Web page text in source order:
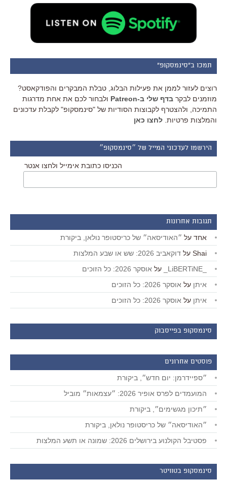
תמכו ב"סינמסקופ"
רוצים לעזור לממן את פעילות הבלוג, טבלת המבקרים והפודקאסט?
מוזמנים לבקר בדף שלי ב-Patreon
ולבחור לכם את אחת מדרגות
התמיכה, ולהצטרף לקבוצות הסודיות של "סינמסקופ" לקבלת עדכונים
והמלצות פרטיות. לחצו כאן
הירשמו לעדכוני המייל של ״סינמסקופ״
הכניסו כתובת אימייל ולחצו אנטר
תגובות אחרונות
אחד על ״האודיסאה״ של כריסטופר נולאן, ביקורת
Shai על דוקאביב 2026: שש או שבע המלצות
על אוסקר 2026: כל הזוכים
איתן על אוסקר 2026: כל הזוכים
איתן על אוסקר 2026: כל הזוכים
סינמסקופ בפייסבוק
פוסטים אחרונים
״ספיידרמן: יום חדש״, ביקורת
המועמדים לפרס אופיר 2026: ״עצמאות״ מוביל
״תיכון מגשימים״, ביקורת
״האודיסאה״ של כריסטופר נולאן, ביקורת
פסטיבל הקולנוע בירושלים 2026: שמונה או תשע המלצות
סינמסקופ בטוויטר